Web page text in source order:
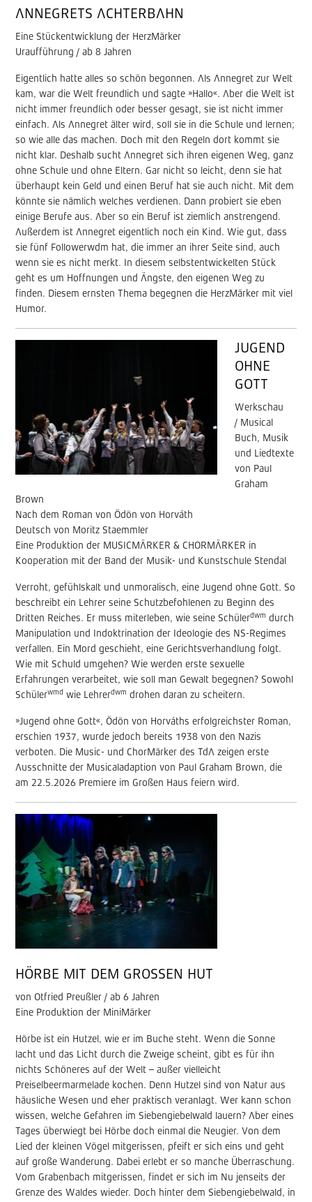
ANNEGRETS ACHTERBAHN
Eine Stückentwicklung der HerzMärker
Uraufführung / ab 8 Jahren
Eigentlich hatte alles so schön begonnen. Als Annegret zur Welt
kam, war die Welt freundlich und sagte »Hallo«. Aber die Welt ist
nicht immer freundlich oder besser gesagt, sie ist nicht immer
einfach. Als Annegret älter wird, soll sie in die Schule und lernen;
so wie alle das machen. Doch mit den Regeln dort kommt sie
nicht klar. Deshalb sucht Annegret sich ihren eigenen Weg, ganz
ohne Schule und ohne Eltern. Gar nicht so leicht, denn sie hat
überhaupt kein Geld und einen Beruf hat sie auch nicht. Mit dem
könnte sie nämlich welches verdienen. Dann probiert sie eben
einige Berufe aus. Aber so ein Beruf ist ziemlich anstrengend.
Außerdem ist Annegret eigentlich noch ein Kind. Wie gut, dass
sie fünf Followerwdm hat, die immer an ihrer Seite sind, auch
wenn sie es nicht merkt. In diesem selbstentwickelten Stück
geht es um Hoffnungen und Ängste, den eigenen Weg zu
finden. Diesem ernsten Thema begegnen die HerzMärker mit viel
Humor.
JUGEND
OHNE
GOTT
Werkschau
/ Musical
Buch, Musik
und Liedtexte
von Paul
Graham
Brown
Nach dem Roman von Ödön von Horváth
Deutsch von Moritz Staemmler
Eine Produktion der MUSICMÄRKER & CHORMÄRKER in
Kooperation mit der Band der Musik- und Kunstschule Stendal
Verroht, gefühlskalt und unmoralisch, eine Jugend ohne Gott. So
beschreibt ein Lehrer seine Schutzbefohlenen zu Beginn des
Dritten Reiches. Er muss miterleben, wie seine Schülerdwm durch
Manipulation und Indoktrination der Ideologie des NS-Regimes
verfallen. Ein Mord geschieht, eine Gerichtsverhandlung folgt.
Wie mit Schuld umgehen? Wie werden erste sexuelle
Erfahrungen verarbeitet, wie soll man Gewalt begegnen? Sowohl
Schülerwmd wie Lehrerdwm drohen daran zu scheitern.
»Jugend ohne Gott«, Ödön von Horváths erfolgreichster Roman,
erschien 1937, wurde jedoch bereits 1938 von den Nazis
verboten. Die Music- und ChorMärker des TdA zeigen erste
Ausschnitte der Musicaladaption von Paul Graham Brown, die
am 22.5.2026 Premiere im Großen Haus feiern wird.
HÖRBE MIT DEM GROSSEN HUT
von Otfried Preußler / ab 6 Jahren
Eine Produktion der MiniMärker
Hörbe ist ein Hutzel, wie er im Buche steht. Wenn die Sonne
lacht und das Licht durch die Zweige scheint, gibt es für ihn
nichts Schöneres auf der Welt – außer vielleicht
Preiselbeermarmelade kochen. Denn Hutzel sind von Natur aus
häusliche Wesen und eher praktisch veranlagt. Wer kann schon
wissen, welche Gefahren im Siebengiebelwald lauern? Aber eines
Tages überwiegt bei Hörbe doch einmal die Neugier. Von dem
Lied der kleinen Vögel mitgerissen, pfeift er sich eins und geht
auf große Wanderung. Dabei erlebt er so manche Überraschung.
Vom Grabenbach mitgerissen, findet er sich im Nu jenseits der
Grenze des Waldes wieder. Doch hinter dem Siebengiebelwald, in